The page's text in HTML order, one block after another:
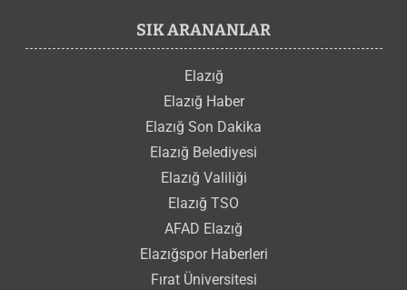
SIK ARANANLAR
Elazığ
Elazığ Haber
Elazığ Son Dakika
Elazığ Belediyesi
Elazığ Valiliği
Elazığ TSO
AFAD Elazığ
Elazığspor Haberleri
Fırat Üniversitesi